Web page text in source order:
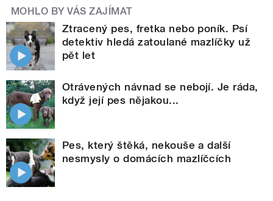
MOHLO BY VÁS ZAJÍMAT
Ztracený pes, fretka nebo poník. Psí
detektiv hledá zatoulané mazlíčky už
pět let
Otrávených návnad se nebojí. Je ráda,
když její pes nějakou...
Pes, který štěká, nekouše a další
nesmysly o domácích mazlíčcích